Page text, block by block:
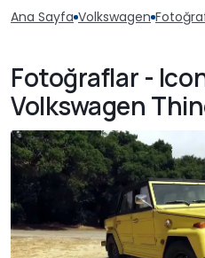
Ana Sayfa Volkswagen
Fotoğraflar -
Volkswagen